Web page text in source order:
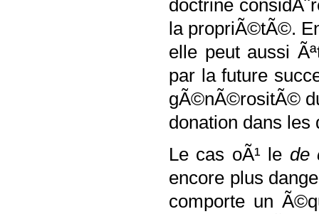
doctrine
la propriÃ©tÃ©.
elle peut aussi
par la future
gÃ©nÃ©rositÃ©
donation dans
Le cas oÃ¹ le de
encore plus
comporte un